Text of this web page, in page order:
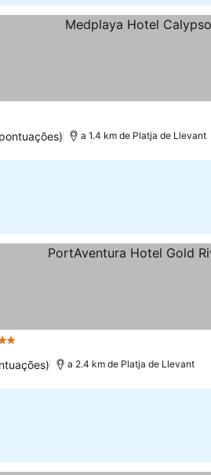
a 1.4 km de Platja de Llevant
a 2.4 km de Platja de Llevant